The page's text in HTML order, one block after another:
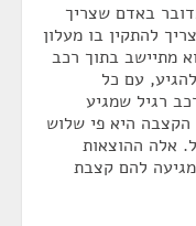
באדם שצריך
להתקין בו מעלון
מתיישב בתוך רכב
עם כל
רכב רגיל שמגיע
הקצבה היא פי שלוש
אלה ההוצאות
להם קצבת